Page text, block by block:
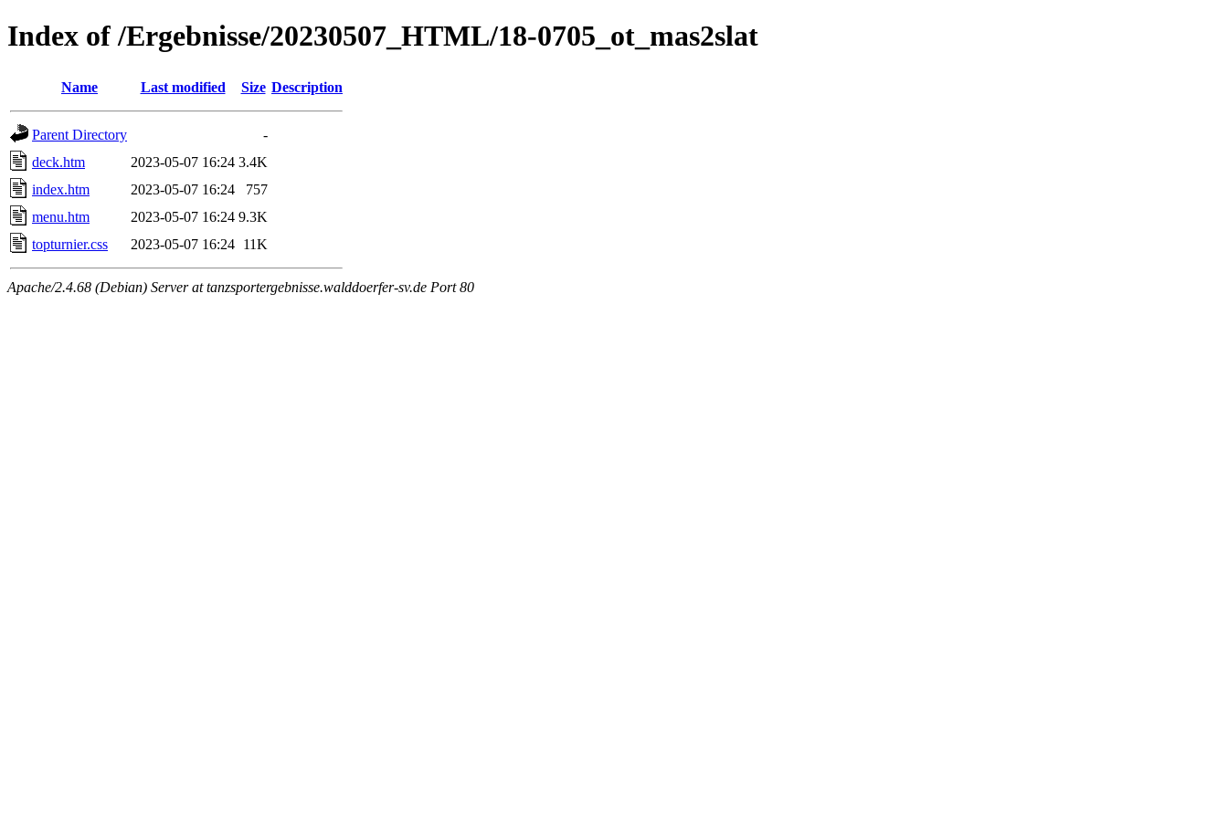
Index of /Ergebnisse/20230507_HTML/18-0705_ot_mas2slat
Name Last modified Size Description
Parent Directory
-
deck.htm
2023-05-07 16:24 3.4K
index.htm
2023-05-07 16:24
757
menu.htm
2023-05-07 16:24 9.3K
topturnier.css
2023-05-07 16:24 11K
Apache/2.4.68 (Debian) Server at tanzsportergebnisse.walddoerfer-sv.de Port 80